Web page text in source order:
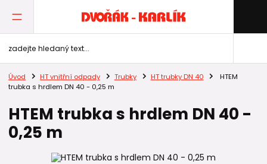
Úvod HT vnitřní odpady Trubky HT trubky DN 40
HTEM
trubka s hrdlem DN 40 - 0,25 m
HTEM trubka s hrdlem DN 40 -
0,25 m